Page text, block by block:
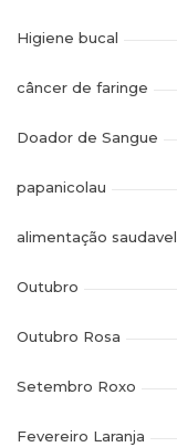
Higiene bucal
câncer de faringe
Doador de Sangue
papanicolau
alimentação saudavel
Outubro
Outubro Rosa
Setembro Roxo
Fevereiro Laranja